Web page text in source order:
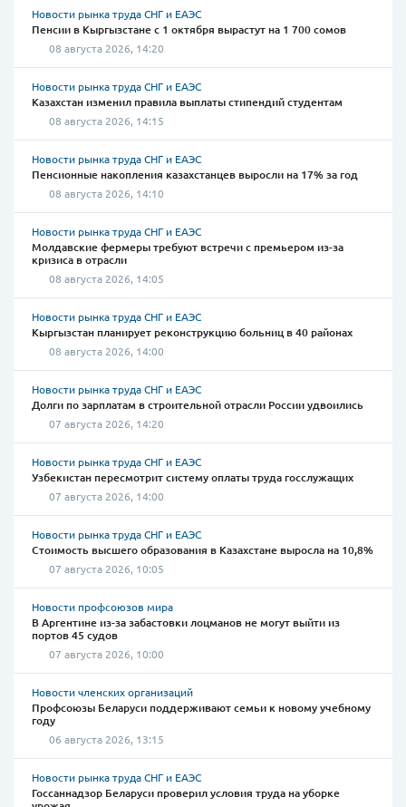
Новости рынка труда СНГ и ЕАЭС
Пенсии в Кыргызстане с 1 октября вырастут на 1 700 сомов
08 августа 2026, 14:20
Новости рынка труда СНГ и ЕАЭС
Казахстан изменил правила выплаты стипендий студентам
08 августа 2026, 14:15
Новости рынка труда СНГ и ЕАЭС
Пенсионные накопления казахстанцев выросли на 17% за год
08 августа 2026, 14:10
Новости рынка труда СНГ и ЕАЭС
Молдавские фермеры требуют встречи с премьером из-за
кризиса в отрасли
08 августа 2026, 14:05
Новости рынка труда СНГ и ЕАЭС
Кыргызстан планирует реконструкцию больниц в 40 районах
08 августа 2026, 14:00
Новости рынка труда СНГ и ЕАЭС
Долги по зарплатам в строительной отрасли России удвоились
07 августа 2026, 14:20
Новости рынка труда СНГ и ЕАЭС
Узбекистан пересмотрит систему оплаты труда госслужащих
07 августа 2026, 14:00
Новости рынка труда СНГ и ЕАЭС
Стоимость высшего образования в Казахстане выросла на 10,8%
07 августа 2026, 10:05
Новости профсоюзов мира
В Аргентине из-за забастовки лоцманов не могут выйти из
портов 45 судов
07 августа 2026, 10:00
Новости членских организаций
Профсоюзы Беларуси поддерживают семьи к новому учебному
году
06 августа 2026, 13:15
Новости рынка труда СНГ и ЕАЭС
Госсаннадзор Беларуси проверил условия труда на уборке